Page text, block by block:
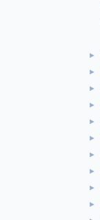
►
►
►
►
►
►
►
►
►
►